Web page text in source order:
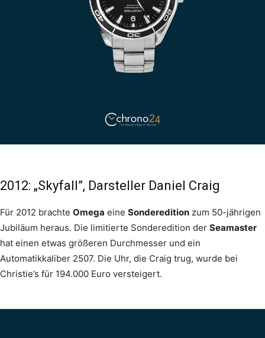
2012: „Skyfall”, Darsteller Daniel Craig
Für 2012 brachte Omega eine Sonderedition zum 50-jährigen
Jubiläum heraus. Die limitierte Sonderedition der Seamaster
hat einen etwas größeren Durchmesser und ein
Automatikkaliber 2507. Die Uhr, die Craig trug, wurde bei
Christie’s für 194.000 Euro versteigert.